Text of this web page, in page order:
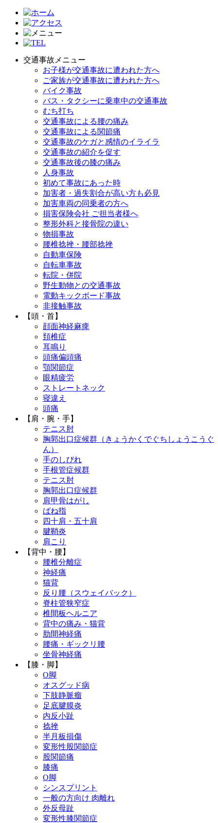
交通事故メニュー
お子様が交通事故に遭われた方へ
ご家族が交通事故に遭われた方へ
バイク事故
バス・タクシーに乗車中の交通事故
むち打ち
交通事故による腰の痛み
交通事故による関節痛
交通事故のケガと感情のイライラ
交通事故の紹介を促す
交通事故後の膝の痛み
人身事故
初めて事故にあった時
加害者・過失割合が高い方も必見
加害車両の同乗者の方へ
損害保険会社 ご担当者様へ
整形外科と接骨院の違い
物損事故
腰椎捻挫・腰部捻挫
自動車保険
自転車事故
転院・併院
野生動物との交通事故
電動キックボード事故
非接触事故
【頭・首】
顔面神経麻痺
頚椎症
耳鳴り
頭痛偏頭痛
顎関節症
眼精疲労
ストレートネック
寝違え
頭痛
【肩・腕・手】
テニス肘
胸郭出口症候群（きょうかくでぐちしょうこうぐ
ん）
手のしびれ
手根管症候群
テニス肘
胸郭出口症候群
肩甲骨はがし
ばね指
四十肩・五十肩
腱鞘炎
肩こり
【背中・腰】
腰椎分離症
神経痛
猫背
反り腰（スウェイバック）
脊柱管狭窄症
椎間板ヘルニア
背中の痛み・猫背
肋間神経痛
腰痛・ギックリ腰
坐骨神経痛
【膝・脚】
O脚
オスグッド病
下肢静脈瘤
足底腱膜炎
内反小趾
捻挫
半月板損傷
変形性股関節症
股関節痛
膝痛
O脚
シンスプリント
一般の方向け 肉離れ
外反母趾
変形性膝関節症